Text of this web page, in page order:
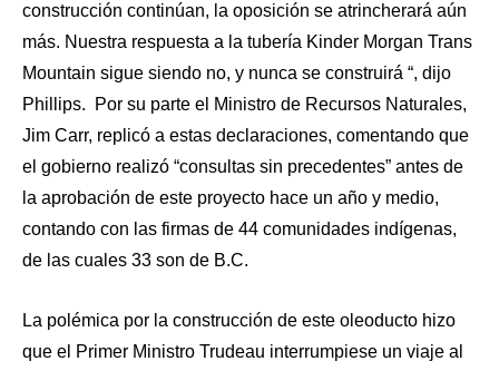
construcción continúan, la oposición se atrincherará aún
más. Nuestra respuesta a la tubería Kinder Morgan Trans
Mountain sigue siendo no, y nunca se construirá “, dijo
Phillips. Por su parte el Ministro de Recursos Naturales,
Jim Carr, replicó a estas declaraciones, comentando que
el gobierno realizó “consultas sin precedentes” antes de
la aprobación de este proyecto hace un año y medio,
contando con las firmas de 44 comunidades indígenas,
de las cuales 33 son de B.C.
La polémica por la construcción de este oleoducto hizo
que el Primer Ministro Trudeau interrumpiese un viaje al